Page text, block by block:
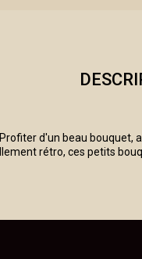
d'un beau
rétro, ces petits